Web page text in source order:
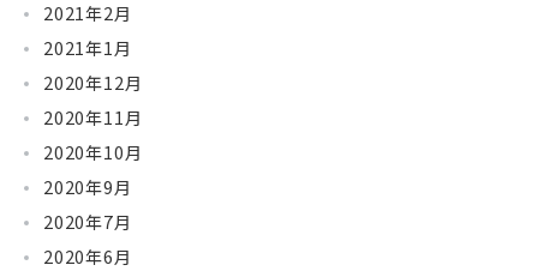
2021年2月
2021年1月
2020年12月
2020年11月
2020年10月
2020年9月
2020年7月
2020年6月